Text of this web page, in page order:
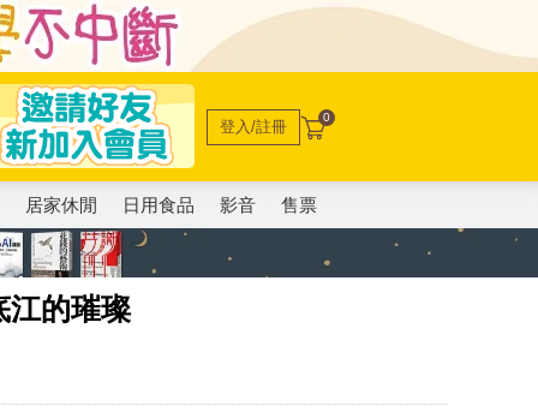
登入/註冊 0
居家休閒 日用食品 影音 售票
江的璀璨